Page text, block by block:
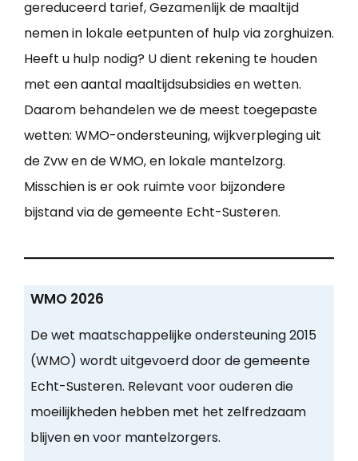
gereduceerd tarief, Gezamenlijk de maaltijd
nemen in lokale eetpunten of hulp via zorghuizen.
Heeft u hulp nodig? U dient rekening te houden
met een aantal maaltijdsubsidies en wetten.
Daarom behandelen we de meest toegepaste
wetten: WMO-ondersteuning, wijkverpleging uit
de Zvw en de WMO, en lokale mantelzorg.
Misschien is er ook ruimte voor bijzondere
bijstand via de gemeente Echt-Susteren.
WMO 2026
De wet maatschappelijke ondersteuning 2015
(WMO) wordt uitgevoerd door de gemeente
Echt-Susteren. Relevant voor ouderen die
moeilijkheden hebben met het zelfredzaam
blijven en voor mantelzorgers.